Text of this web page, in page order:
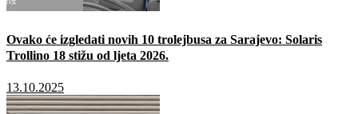
Ovako će izgledati novih 10 trolejbusa za Sarajevo: Solaris
Trollino 18 stižu od ljeta 2026.
13.10.2025